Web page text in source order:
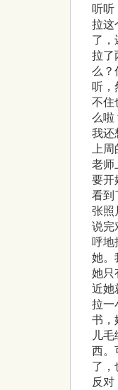
听听
拉这
了，
拉了
么？
听，
不住
么啦
我还
上
老师
要开
看到
张照
说完
呼地
她。
她只
近她
拉一
书，
儿
西。
了，
反